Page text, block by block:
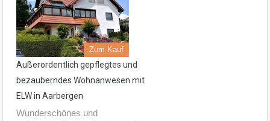
Zum Kauf
Außerordentlich gepflegtes und
bezauberndes Wohnanwesen mit
ELW in Aarbergen
Wunderschönes und